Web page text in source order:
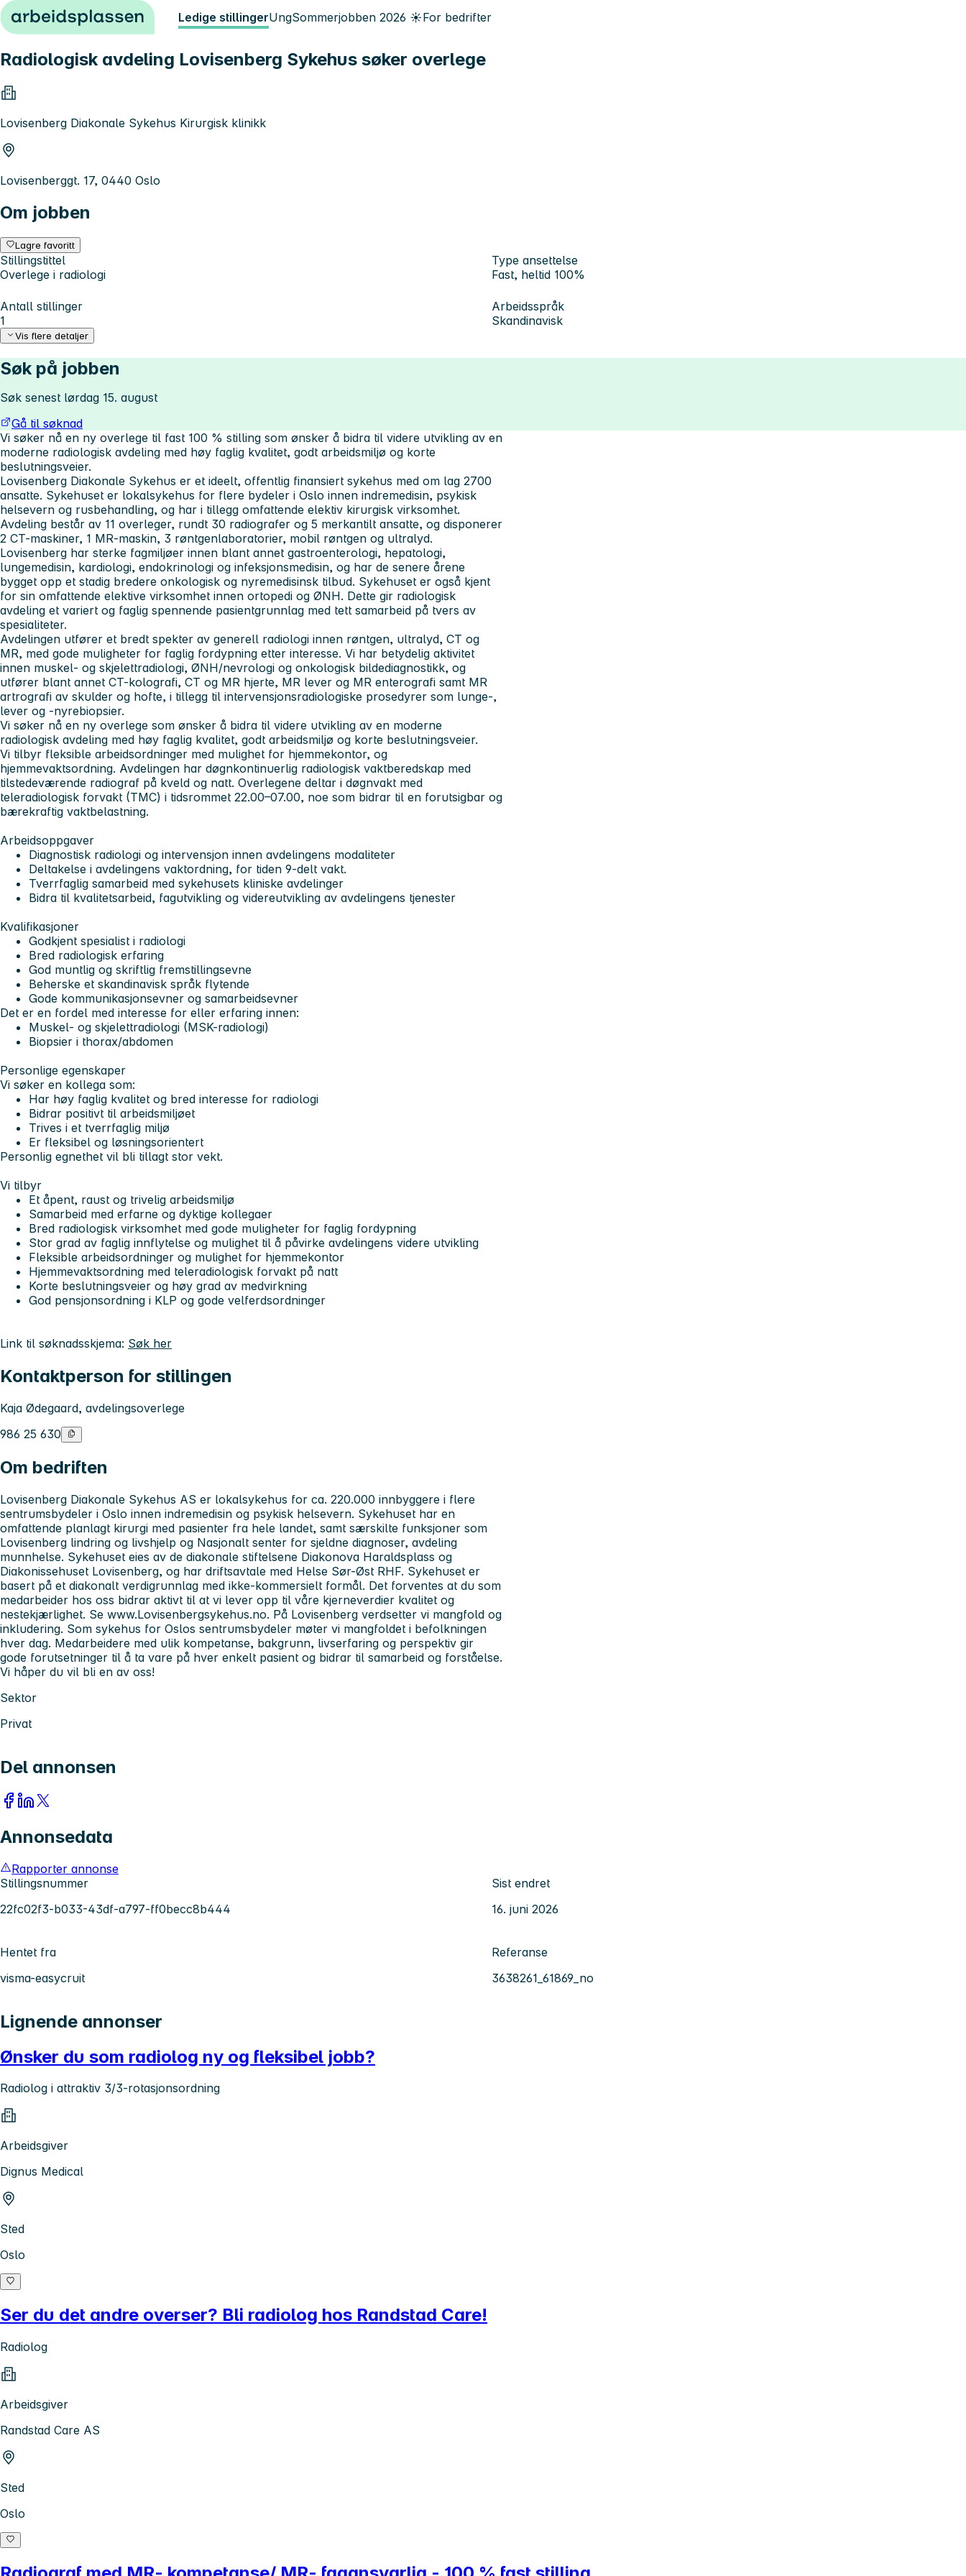
Hopp til innhold Ledige stillingerUngSommerjobben 2026 ☀️For bedrifter
Radiologisk avdeling Lovisenberg Sykehus søker overlege
Lovisenberg Diakonale Sykehus Kirurgisk klinikk
Lovisenberggt. 17, 0440 Oslo
Om jobben
Lagre favoritt
Stillingstittel
Overlege i radiologi
Type ansettelse
Fast, heltid 100%
Antall stillinger
1
Arbeidsspråk
Skandinavisk
Vis flere detaljer
Søk på jobben
Søk senest lørdag 15. august
Gå til søknad
Vi søker nå en ny overlege til fast 100 % stilling som ønsker å bidra til videre utvikling av en
moderne radiologisk avdeling med høy faglig kvalitet, godt arbeidsmiljø og korte
beslutningsveier.
Lovisenberg Diakonale Sykehus er et ideelt, offentlig finansiert sykehus med om lag 2700
ansatte. Sykehuset er lokalsykehus for flere bydeler i Oslo innen indremedisin, psykisk
helsevern og rusbehandling, og har i tillegg omfattende elektiv kirurgisk virksomhet.
Avdeling består av 11 overleger, rundt 30 radiografer og 5 merkantilt ansatte, og disponerer
2 CT-maskiner, 1 MR-maskin, 3 røntgenlaboratorier, mobil røntgen og ultralyd.
Lovisenberg har sterke fagmiljøer innen blant annet gastroenterologi, hepatologi,
lungemedisin, kardiologi, endokrinologi og infeksjonsmedisin, og har de senere årene
bygget opp et stadig bredere onkologisk og nyremedisinsk tilbud. Sykehuset er også kjent
for sin omfattende elektive virksomhet innen ortopedi og ØNH. Dette gir radiologisk
avdeling et variert og faglig spennende pasientgrunnlag med tett samarbeid på tvers av
spesialiteter.
Avdelingen utfører et bredt spekter av generell radiologi innen røntgen, ultralyd, CT og
MR, med gode muligheter for faglig fordypning etter interesse. Vi har betydelig aktivitet
innen muskel- og skjelettradiologi, ØNH/nevrologi og onkologisk bildediagnostikk, og
utfører blant annet CT-kolografi, CT og MR hjerte, MR lever og MR enterografi samt MR
artrografi av skulder og hofte, i tillegg til intervensjonsradiologiske prosedyrer som lunge-,
lever og -nyrebiopsier.
Vi søker nå en ny overlege som ønsker å bidra til videre utvikling av en moderne
radiologisk avdeling med høy faglig kvalitet, godt arbeidsmiljø og korte beslutningsveier.
Vi tilbyr fleksible arbeidsordninger med mulighet for hjemmekontor, og
hjemmevaktsordning. Avdelingen har døgnkontinuerlig radiologisk vaktberedskap med
tilstedeværende radiograf på kveld og natt. Overlegene deltar i døgnvakt med
teleradiologisk forvakt (TMC) i tidsrommet 22.00–07.00, noe som bidrar til en forutsigbar og
bærekraftig vaktbelastning.
Arbeidsoppgaver
Diagnostisk radiologi og intervensjon innen avdelingens modaliteter
Deltakelse i avdelingens vaktordning, for tiden 9-delt vakt.
Tverrfaglig samarbeid med sykehusets kliniske avdelinger
Bidra til kvalitetsarbeid, fagutvikling og videreutvikling av avdelingens tjenester
Kvalifikasjoner
Godkjent spesialist i radiologi
Bred radiologisk erfaring
God muntlig og skriftlig fremstillingsevne
Beherske et skandinavisk språk flytende
Gode kommunikasjonsevner og samarbeidsevner
Det er en fordel med interesse for eller erfaring innen:
Muskel- og skjelettradiologi (MSK-radiologi)
Biopsier i thorax/abdomen
Personlige egenskaper
Vi søker en kollega som:
Har høy faglig kvalitet og bred interesse for radiologi
Bidrar positivt til arbeidsmiljøet
Trives i et tverrfaglig miljø
Er fleksibel og løsningsorientert
Personlig egnethet vil bli tillagt stor vekt.
Vi tilbyr
Et åpent, raust og trivelig arbeidsmiljø
Samarbeid med erfarne og dyktige kollegaer
Bred radiologisk virksomhet med gode muligheter for faglig fordypning
Stor grad av faglig innflytelse og mulighet til å påvirke avdelingens videre utvikling
Fleksible arbeidsordninger og mulighet for hjemmekontor
Hjemmevaktsordning med teleradiologisk forvakt på natt
Korte beslutningsveier og høy grad av medvirkning
God pensjonsordning i KLP og gode velferdsordninger
Link til søknadsskjema: Søk her
Kontaktperson for stillingen
Kaja Ødegaard, avdelingsoverlege
986 25 630
Om bedriften
Lovisenberg Diakonale Sykehus AS er lokalsykehus for ca. 220.000 innbyggere i flere
sentrumsbydeler i Oslo innen indremedisin og psykisk helsevern. Sykehuset har en
omfattende planlagt kirurgi med pasienter fra hele landet, samt særskilte funksjoner som
Lovisenberg lindring og livshjelp og Nasjonalt senter for sjeldne diagnoser, avdeling
munnhelse. Sykehuset eies av de diakonale stiftelsene Diakonova Haraldsplass og
Diakonissehuset Lovisenberg, og har driftsavtale med Helse Sør-Øst RHF. Sykehuset er
basert på et diakonalt verdigrunnlag med ikke-kommersielt formål. Det forventes at du som
medarbeider hos oss bidrar aktivt til at vi lever opp til våre kjerneverdier kvalitet og
nestekjærlighet. Se www.Lovisenbergsykehus.no. På Lovisenberg verdsetter vi mangfold og
inkludering. Som sykehus for Oslos sentrumsbydeler møter vi mangfoldet i befolkningen
hver dag. Medarbeidere med ulik kompetanse, bakgrunn, livserfaring og perspektiv gir
gode forutsetninger til å ta vare på hver enkelt pasient og bidrar til samarbeid og forståelse.
Vi håper du vil bli en av oss!
Sektor
Privat
Del annonsen
Annonsedata
Rapporter annonse
Stillingsnummer
22fc02f3-b033-43df-a797-ff0becc8b444
Sist endret
16. juni 2026
Hentet fra
visma-easycruit
Referanse
3638261_61869_no
Lignende annonser
Ønsker du som radiolog ny og fleksibel jobb?
Radiolog i attraktiv 3/3-rotasjonsordning
Arbeidsgiver
Dignus Medical
Sted
Oslo
Ser du det andre overser? Bli radiolog hos Randstad Care!
Radiolog
Arbeidsgiver
Randstad Care AS
Sted
Oslo